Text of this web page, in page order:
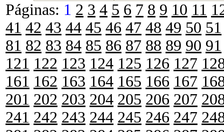
Páginas: 1 2 3 4 5 6 7 8 9 10 11
41 42 43 44 45 46 47 48 49 50 51
81 82 83 84 85 86 87 88 89 90 91
121 122 123 124 125 126 127
161 162 163 164 165 166 167
201 202 203 204 205 206 207
241 242 243 244 245 246 247